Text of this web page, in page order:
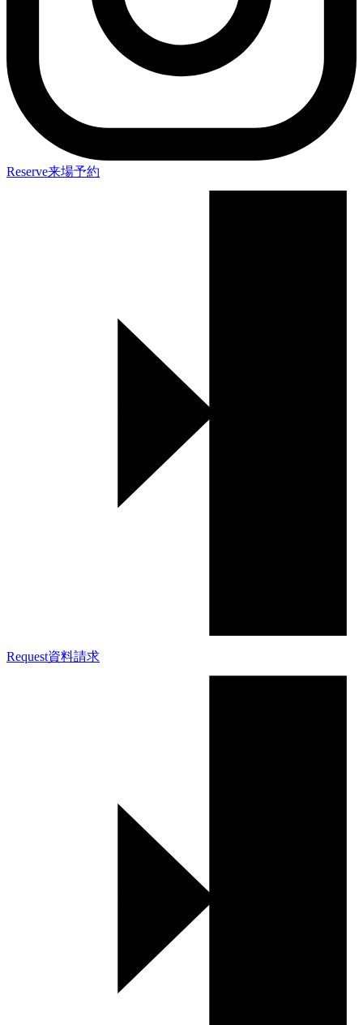
Reserve来場予約
Request資料請求